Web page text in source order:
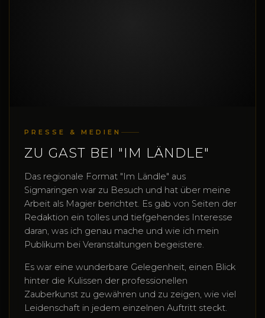
PRESSE & MEDIEN
ZU GAST BEI "IM LÄNDLE"
Das regionale Format "Im Ländle" aus
Sigmaringen war zu Besuch und hat über meine
Arbeit als Magier berichtet. Es gab von Seiten der
Redaktion ein tolles und tiefgehendes Interesse
daran, was ich genau mache und wie ich mein
Publikum bei Veranstaltungen begeistere.
Es war eine wunderbare Gelegenheit, einen Blick
hinter die Kulissen der professionellen
Zauberkunst zu gewähren und zu zeigen, wie viel
Leidenschaft in jedem einzelnen Auftritt steckt.